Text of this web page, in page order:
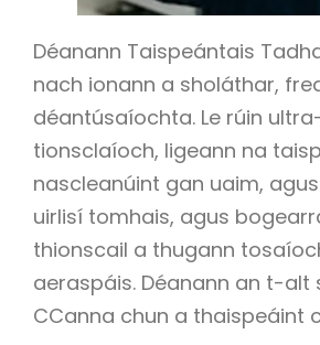
Déanann Taispeántais
nach ionann a sholáthar,
déantúsaíochta. Le rúin
tionsclaíoch, ligeann na
nascleanúint gan uaim,
uirlisí tomhais, agus
thionscail a thugann
aeraspáis. Déanann an t-
CCanna chun a thaispeáint